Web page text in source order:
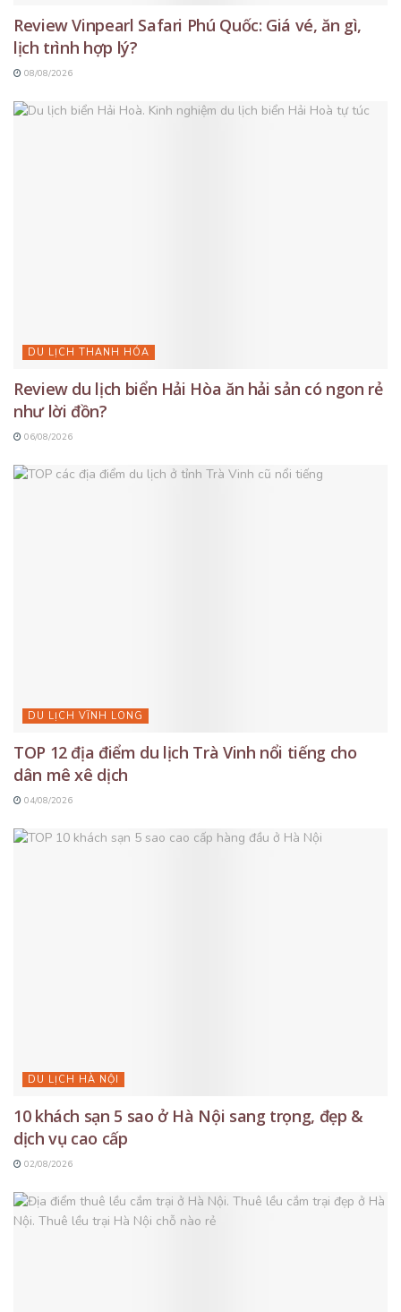
Review Vinpearl Safari Phú Quốc: Giá vé, ăn gì,
lịch trình hợp lý?
08/08/2026
DU LỊCH THANH HÓA
Review du lịch biển Hải Hòa ăn hải sản có ngon rẻ
như lời đồn?
06/08/2026
DU LỊCH VĨNH LONG
TOP 12 địa điểm du lịch Trà Vinh nổi tiếng cho
dân mê xê dịch
04/08/2026
DU LỊCH HÀ NỘI
10 khách sạn 5 sao ở Hà Nội sang trọng, đẹp &
dịch vụ cao cấp
02/08/2026